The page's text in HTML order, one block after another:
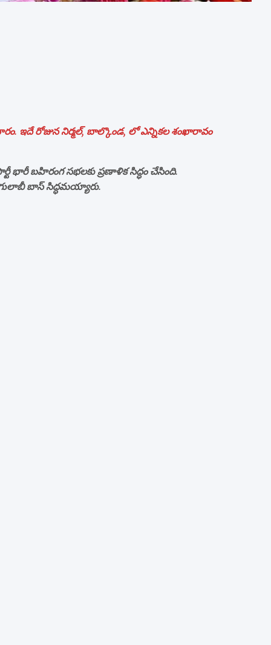
ఇదే రోజున నిర్మల్, బాల్కొండ, లో ఎన్నికల శంఖారావం
బ‌హిరంగ స‌భ‌ల‌కు ప్రణాళిక సిద్ధం చేసింది.
బాస్ సిద్ధ‌మ‌య్యారు.